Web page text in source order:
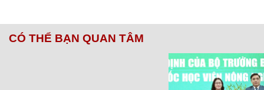
CÓ THỂ BẠN QUAN TÂM